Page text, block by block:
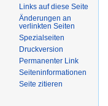
Links auf diese Seite
Änderungen an
verlinkten Seiten
Spezialseiten
Druckversion
Permanenter Link
Seiten­informationen
Seite zitieren